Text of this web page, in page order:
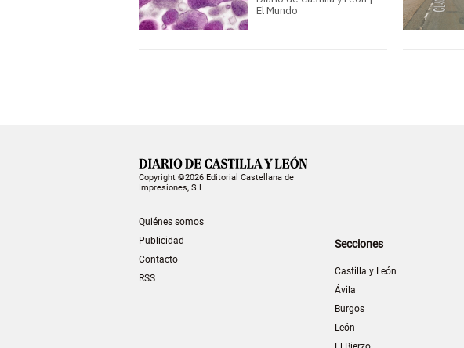
El Mundo
Copyright ©2026 Editorial Castellana de
Impresiones, S.L.
Quiénes somos
Publicidad
Contacto
RSS
Secciones
Castilla y León
Ávila
Burgos
León